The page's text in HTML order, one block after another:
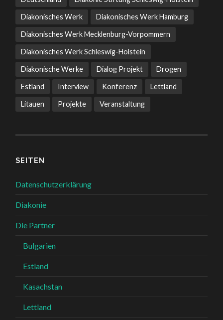
Diakonisches Werk Diakonisches Werk Hamburg
Diakonisches Werk Mecklenburg-Vorpommern
Diakonisches Werk Schleswig-Holstein
Diakonische Werke Dialog Projekt Drogen
Estland Interview Konferenz Lettland
Litauen Projekte Veranstaltung
SEITEN
Datenschutzerklärung
Diakonie
Die Partner
Bulgarien
Estland
Kasachstan
Lettland